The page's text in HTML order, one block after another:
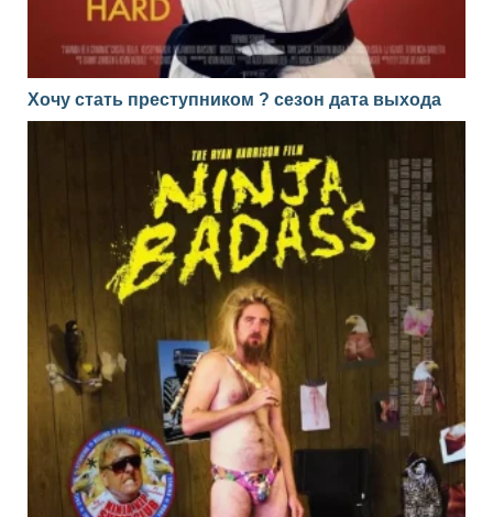
Хочу стать преступником ? сезон дата выхода